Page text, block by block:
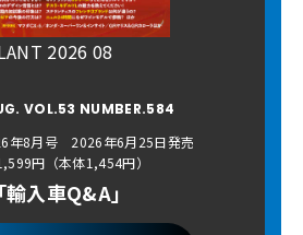
2026 08
VOL.53 NUMBER.584
年8月号 2026年6月25日発売
円（本体1,454円）
「輸入車Q&A」